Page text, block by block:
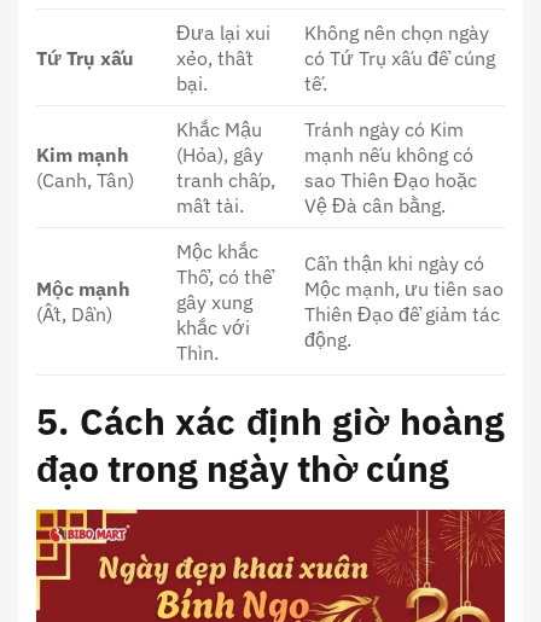
Tứ Trụ xấu
Đưa lại xui
xẻo, thất
bại.
Không nên chọn ngày
có Tứ Trụ xấu để cúng
tế.
Kim mạnh
(Canh, Tân)
Khắc Mậu
(Hỏa), gây
tranh chấp,
mất tài.
Tránh ngày có Kim
mạnh nếu không có
sao Thiên Đạo hoặc
Vệ Đà cân bằng.
Mộc mạnh
(Ất, Dần)
Mộc khắc
Thổ, có thể
gây xung
khắc với
Thìn.
Cẩn thận khi ngày có
Mộc mạnh, ưu tiên sao
Thiên Đạo để giảm tác
động.
5. Cách xác định giờ hoàng
đạo trong ngày thờ cúng